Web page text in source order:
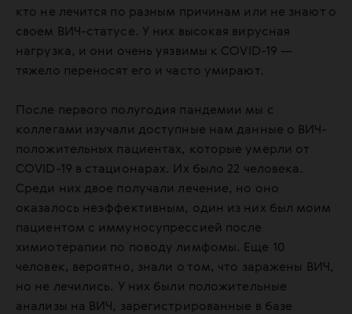
кто не лечится по разным причинам или не знают о
своем ВИЧ-статусе. У них высокая вирусная
нагрузка, и они очень уязвимы к COVID-19 —
тяжело переносят его и часто умирают.
После первого полугодия пандемии мы с
коллегами изучали доступные нам данные о ВИЧ-
положительных пациентах, которые умерли от
COVID-19 в стационарах. Их было 22 человека.
Среди них двое получали лечение, но оно
оказалось неэффективным, один из них был моим
пациентом c иммуносупрессией после
химиотерапии по поводу лимфомы. Еще 10
человек, вероятно, знали о том, что заражены ВИЧ,
но не лечились. У них были положительные
анализы на ВИЧ, зарегистрированные в базе